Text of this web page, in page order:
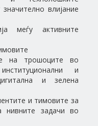
влијание
меѓу активните
на трошоците во
и
и зелена
и тимовите за
нивните задачи во